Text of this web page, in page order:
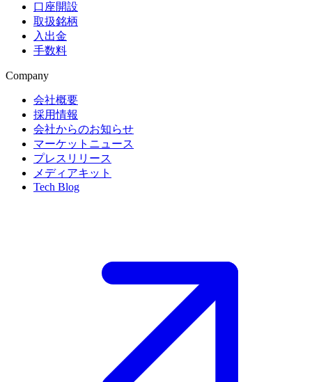
口座開設
取扱銘柄
入出金
手数料
Company
会社概要
採用情報
会社からのお知らせ
マーケットニュース
プレスリリース
メディアキット
Tech Blog